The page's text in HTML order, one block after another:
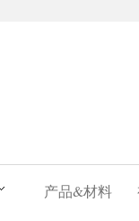
产品&材料